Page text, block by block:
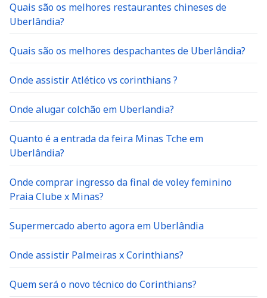
Quais são os melhores restaurantes chineses de
Uberlândia?
Quais são os melhores despachantes de Uberlândia?
Onde assistir Atlético vs corinthians ?
Onde alugar colchão em Uberlandia?
Quanto é a entrada da feira Minas Tche em
Uberlândia?
Onde comprar ingresso da final de voley feminino
Praia Clube x Minas?
Supermercado aberto agora em Uberlândia
Onde assistir Palmeiras x Corinthians?
Quem será o novo técnico do Corinthians?